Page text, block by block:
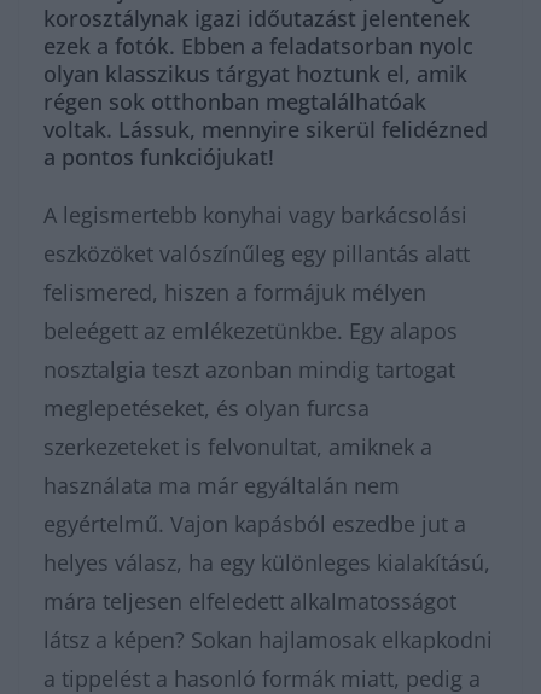
korosztálynak igazi időutazást jelentenek
ezek a fotók. Ebben a feladatsorban nyolc
olyan klasszikus tárgyat hoztunk el, amik
régen sok otthonban megtalálhatóak
voltak. Lássuk, mennyire sikerül felidézned
a pontos funkciójukat!
A legismertebb konyhai vagy barkácsolási
eszközöket valószínűleg egy pillantás alatt
felismered, hiszen a formájuk mélyen
beleégett az emlékezetünkbe. Egy alapos
nosztalgia teszt azonban mindig tartogat
meglepetéseket, és olyan furcsa
szerkezeteket is felvonultat, amiknek a
használata ma már egyáltalán nem
egyértelmű. Vajon kapásból eszedbe jut a
helyes válasz, ha egy különleges kialakítású,
mára teljesen elfeledett alkalmatosságot
látsz a képen? Sokan hajlamosak elkapkodni
a tippelést a hasonló formák miatt, pedig a